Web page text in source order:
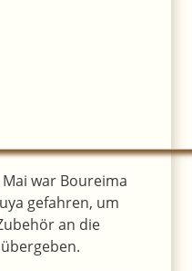
war Boureima
gefahren, um
an die